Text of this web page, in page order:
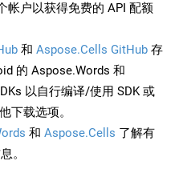
帐户以获得免费的 API 配额
和 Aspose.Cells GitHub 存
的 Aspose.Words 和
以自行编译/使用 SDK 或
下载选项。
和 Aspose.Cells 了解有
。